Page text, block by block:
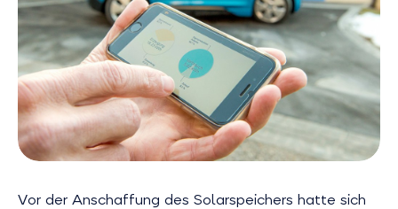
Vor der Anschaffung des Solarspeichers hatte sich